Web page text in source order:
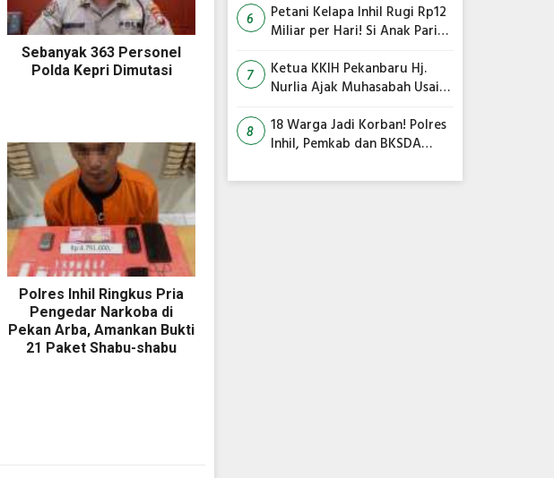
Sebanyak 363 Personel
Polda Kepri Dimutasi
Polres Inhil Ringkus Pria
Pengedar Narkoba di
Pekan Arba, Amankan Bukti
21 Paket Shabu-shabu
Utama
6
Petani Kelapa Inhil Rugi Rp12
Miliar per Hari! Si Anak Parit
Terus Anjlok
7
Ketua KKIH Pekanbaru Hj.
Nurlia Ajak Muhasabah Usai
Serangan Monyet di
Tembilahan
8
18 Warga Jadi Korban! Polres
Inhil, Pemkab dan BKSDA
Peneror Tembilahan